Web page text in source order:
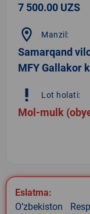
7 500.00 UZS
location_on Manzil:
Samarqand
MFY Gallakor
priority_high Lot holati:
Mol-mulk
Eslatma:
O‘zbekiston